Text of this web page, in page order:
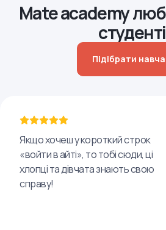
Mate academy
Підібрати
Якщо хочеш у короткий строк
«войти в айті», то тобі сюди, ці
хлопці та дівчата знають свою
справу!